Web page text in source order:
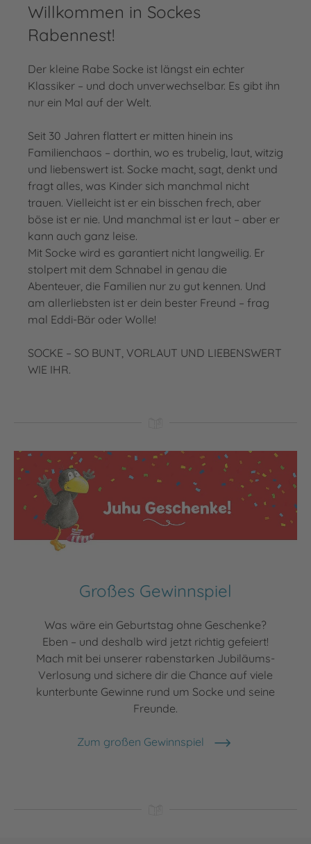
Willkommen in Sockes
Rabennest!
Der kleine Rabe Socke ist längst ein echter
Klassiker – und doch unverwechselbar. Es gibt ihn
nur ein Mal auf der Welt.
Seit 30 Jahren flattert er mitten hinein ins
Familienchaos – dorthin, wo es trubelig, laut, witzig
und liebenswert ist. Socke macht, sagt, denkt und
fragt alles, was Kinder sich manchmal nicht
trauen. Vielleicht ist er ein bisschen frech, aber
böse ist er nie. Und manchmal ist er laut – aber er
kann auch ganz leise.
Mit Socke wird es garantiert nicht langweilig. Er
stolpert mit dem Schnabel in genau die
Abenteuer, die Familien nur zu gut kennen. Und
am allerliebsten ist er dein bester Freund – frag
mal Eddi-Bär oder Wolle!
SOCKE – SO BUNT, VORLAUT UND LIEBENSWERT
WIE IHR.
Großes Gewinnspiel
Was wäre ein Geburtstag ohne Geschenke?
Eben – und deshalb wird jetzt richtig gefeiert!
Mach mit bei unserer rabenstarken Jubiläums-
Verlosung und sichere dir die Chance auf viele
kunterbunte Gewinne rund um Socke und seine
Freunde.
Zum großen Gewinnspiel